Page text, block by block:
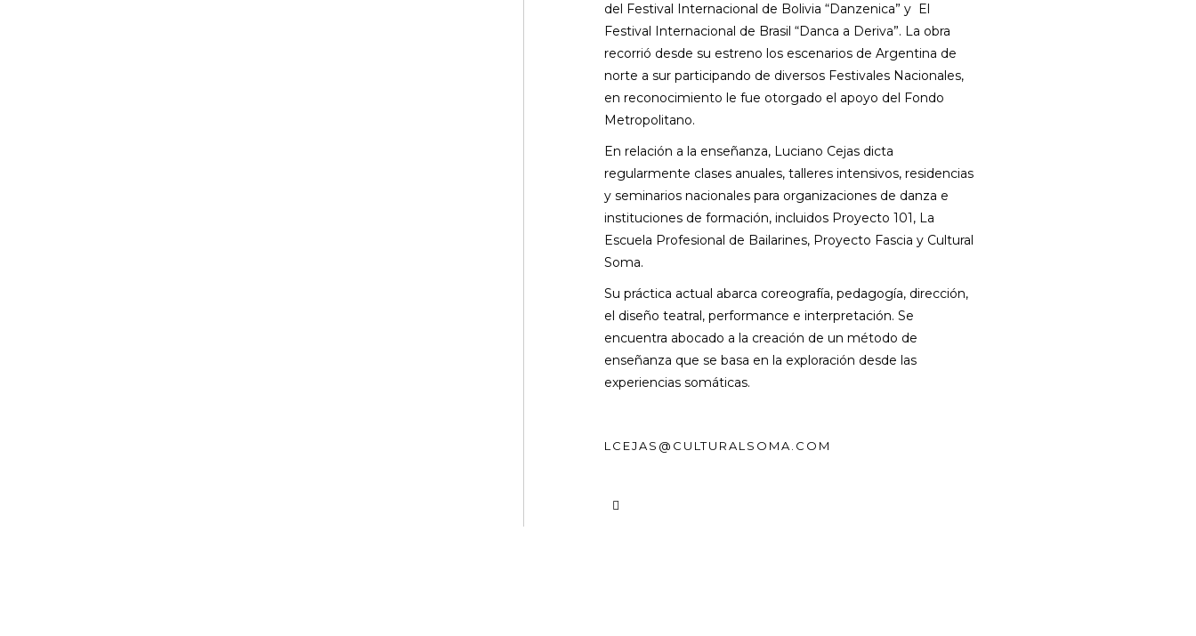
del Festival Internacional de Bolivia “Danzenica” y El
Festival Internacional de Brasil “Danca a Deriva”. La obra
recorrió desde su estreno los escenarios de Argentina de
norte a sur participando de diversos Festivales Nacionales,
en reconocimiento le fue otorgado el apoyo del Fondo
Metropolitano.
En relación a la enseñanza, Luciano Cejas dicta
regularmente clases anuales, talleres intensivos, residencias
y seminarios nacionales para organizaciones de danza e
instituciones de formación, incluidos Proyecto 101, La
Escuela Profesional de Bailarines, Proyecto Fascia y Cultural
Soma.
Su práctica actual abarca coreografía, pedagogía, dirección,
el diseño teatral, performance e interpretación. Se
encuentra abocado a la creación de un método de
enseñanza que se basa en la exploración desde las
experiencias somáticas.
LCEJAS@CULTURALSOMA.COM